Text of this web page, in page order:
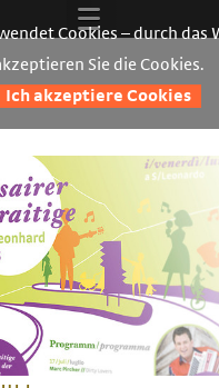
Cookies – durch das
Sie die Cookies.
Ich akzeptiere Cookies